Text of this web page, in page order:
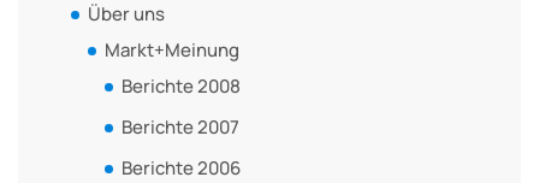
Über uns
Markt+Meinung
Berichte 2008
Berichte 2007
Berichte 2006